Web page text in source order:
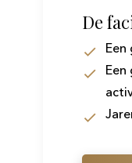
De
Een
Een